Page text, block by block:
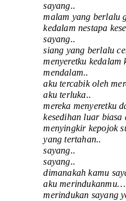
sayang..
malam yang berlalu
kedalam nestapa
sayang..
siang yang berlalu
menyeretku
mendalam..
aku tercabik oleh
aku terluka..
mereka menyeretku
kesedihan luar biasa
menyingkir kepojok
yang tertahan..
sayang..
sayang..
dimanakah kamu
aku merindukanmu…
merindukan sayang